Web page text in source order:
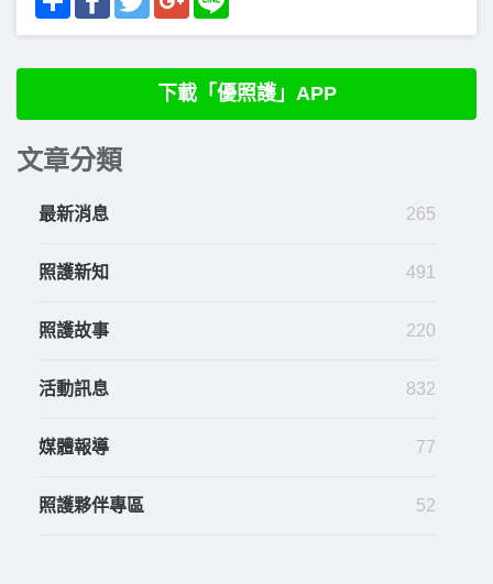
下載「優照護」APP
文章分類
最新消息 265
照護新知 491
照護故事 220
活動訊息 832
媒體報導 77
照護夥伴專區 52